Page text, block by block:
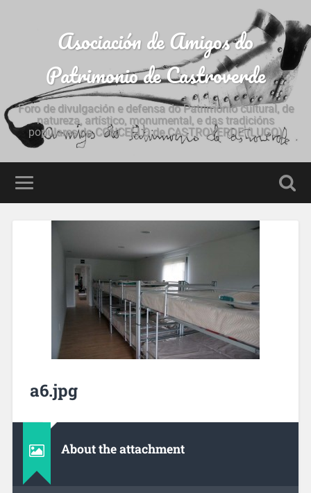
Asociación de Amigos do
Patrimonio de Castroverde
Foro de divulgación e defensa do Patrimonio cultural, de
natureza, artístico, monumental, e das tradicións
populares do CONCELLO de CASTROVERDE (LUGO)
a6.jpg
About the attachment